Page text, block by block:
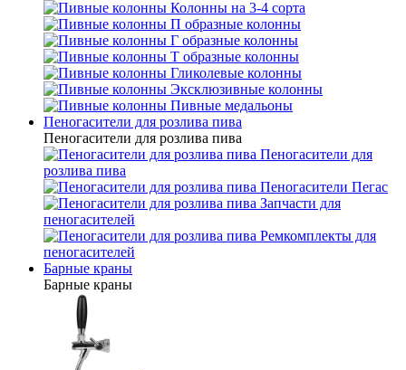
Колонны на 3-4 сорта
П образные колонны
Г образные колонны
Т образные колонны
Гликолевые колонны
Эксклюзивные колонны
Пивные медальоны
Пеногасители для розлива пива
Пеногасители для розлива пива
Пеногасители для
розлива пива
Пеногасители Пегас
Запчасти для
пеногасителей
Ремкомплекты для
пеногасителей
Барные краны
Барные краны